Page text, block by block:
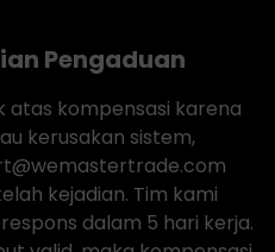
Pengaduan
atas kompensasi karena
kerusakan sistem,
kejadian. Tim kami
dalam 5 hari kerja.